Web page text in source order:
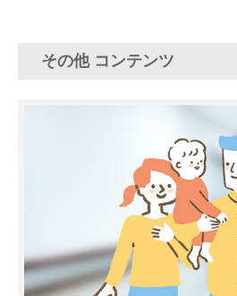
その他 コンテンツ